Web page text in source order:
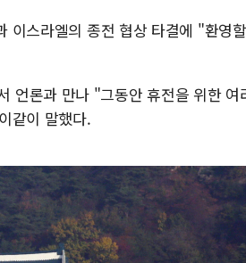
이스라엘의 종전 협상 타결에 "환영
언론과 만나 "그동안 휴전을 위한 여
같이 말했다.